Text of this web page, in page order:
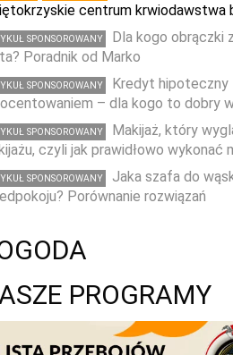
centrum krwiodawstwa
SPONSOROWANY
Dla kogo obrączki
Poradnik od Marko
SPONSOROWANY
Kredyt hipoteczny
– dla kogo to dobry
SPONSOROWANY
Makijaż, który
czyli jak prawidłowo wykonać
SPONSOROWANY
Jaka szafa do
Porównanie rozwiązań
PROGRAMY